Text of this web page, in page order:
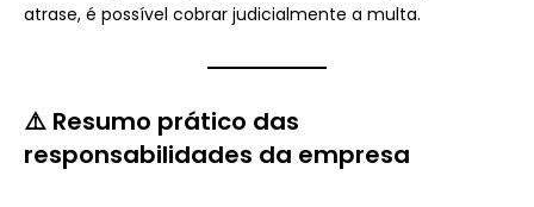
atrase, é possível cobrar judicialmente a multa.
⚠️ Resumo prático das
responsabilidades da empresa